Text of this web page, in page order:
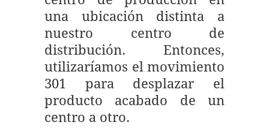
una ubicación distinta a
nuestro centro de
distribución. Entonces,
utilizaríamos el movimiento
301 para desplazar el
producto acabado de un
centro a otro.